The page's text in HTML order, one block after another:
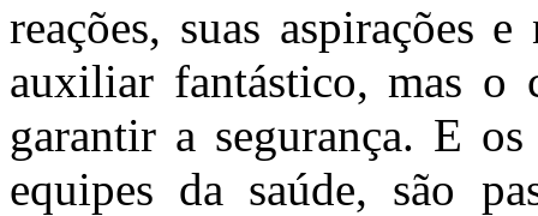
reações, suas aspirações
auxiliar fantástico, mas o
garantir a segurança. E
equipes da saúde, são